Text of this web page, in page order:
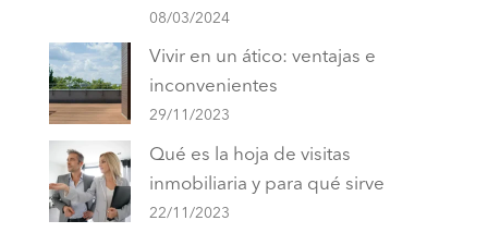
08/03/2024
Vivir en un ático: ventajas e
inconvenientes
29/11/2023
Qué es la hoja de visitas
inmobiliaria y para qué sirve
22/11/2023